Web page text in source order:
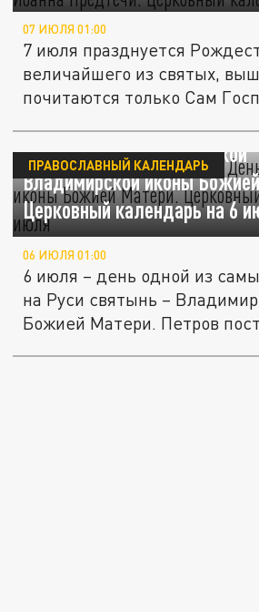
07 ИЮЛЯ 01:00
7 июля празднуется
величайшего из святых,
почитаются только Сам
"Защитница Земли
Владимирской иконы
Церковный календарь на 6
ПРАВОСЛАВНЫЙ КАЛЕНДАРЬ
06 ИЮЛЯ 01:00
6 июля – день одной из
на Руси святынь –
Божией Матери. Петров